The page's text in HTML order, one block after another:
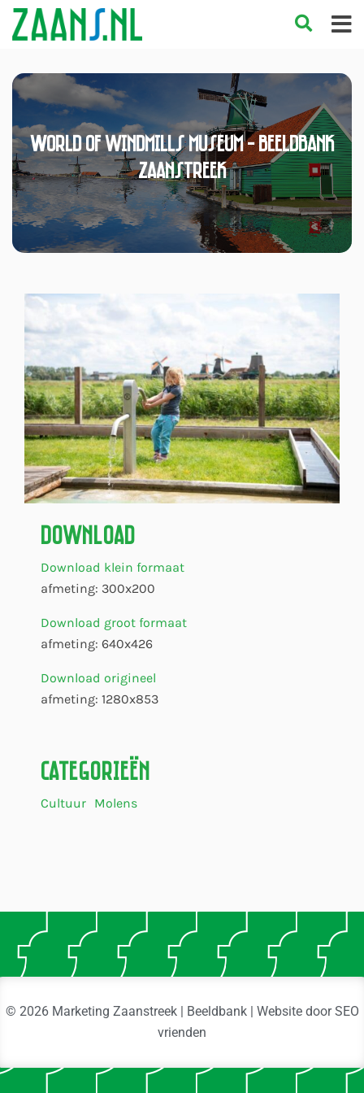
World of windmills museum - Beeldbank
Zaanstreek
Download
Download klein formaat
afmeting: 300x200
Download groot formaat
afmeting: 640x426
Download origineel
afmeting: 1280x853
Categorieën
Cultuur Molens
© 2026 Marketing Zaanstreek | Beeldbank | Website doorSEO
vrienden